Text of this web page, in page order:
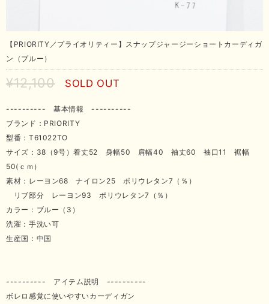
【PRIORITY／プライオリティー】スナップジャージーショートカーディガ
ン（ブルー）
¥12,100 SOLD OUT
---------- 基本情報 ----------
ブランド：PRIORITY
型番：T61022TO
サイズ：38（9号）着丈52 身幅50 肩幅40 袖丈60 袖口11 裾幅
50(ｃｍ）
素材：レーヨン68 ナイロン25 ポリウレタン7（％）
リブ部分 レーヨン93 ポリウレタン7（％）
カラー：ブルー（3）
洗濯：手洗い可
生産国：中国
---------- アイテム説明 ----------
ボレロ感覚に使いやすいカーディガン